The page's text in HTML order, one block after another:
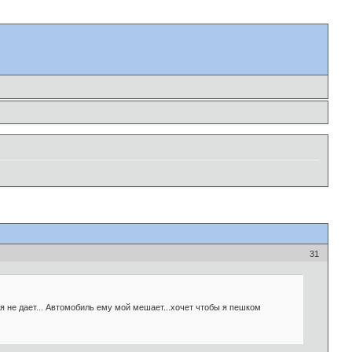
31
не дает... Автомобиль ему мой мешает...хочет чтобы я пешком